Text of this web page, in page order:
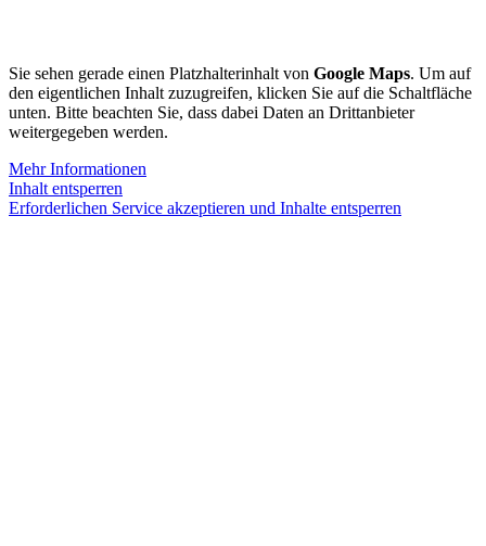
Sie sehen gerade einen Platzhalterinhalt von Google Maps. Um auf
den eigentlichen Inhalt zuzugreifen, klicken Sie auf die Schaltfläche
unten. Bitte beachten Sie, dass dabei Daten an Drittanbieter
weitergegeben werden.
Mehr Informationen
Inhalt entsperren
Erforderlichen Service akzeptieren und Inhalte entsperren